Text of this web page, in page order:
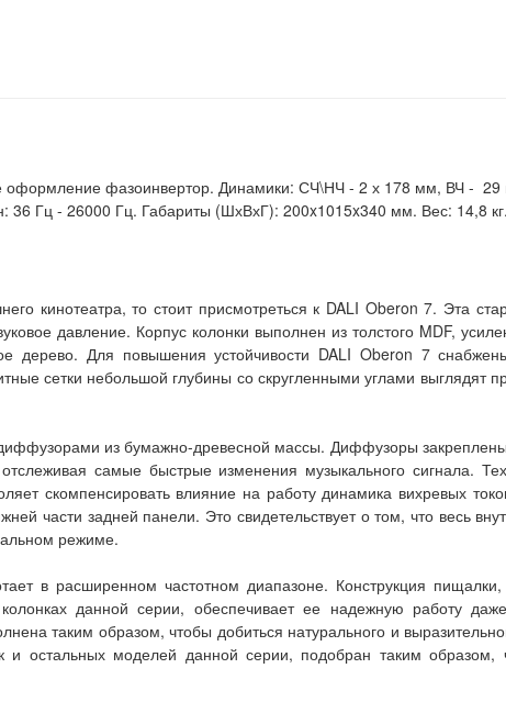
оформление фазоинвертор. Динамики: СЧ\НЧ - 2 х 178 мм, ВЧ -
36 Гц - 26000 Гц. Габариты (ШхВхГ): 200x1015x340 мм. Вес: 14,8
кинотеатра, то стоит присмотреться к DALI Oberon 7. Эта
давление. Корпус колонки выполнен из толстого MDF,
дерево. Для повышения устойчивости DALI Oberon 7
сетки небольшой глубины со скругленными углами выглядят
из бумажно-древесной массы. Диффузоры
самые быстрые изменения музыкального сигнала.
скомпенсировать влияние на работу динамика вихревых
части задней панели. Это свидетельствует о том, что весь
режиме.
в расширенном частотном диапазоне. Конструкция
данной серии, обеспечивает ее надежную работу
таким образом, чтобы добиться натурального и
остальных моделей данной серии, подобран таким образом,